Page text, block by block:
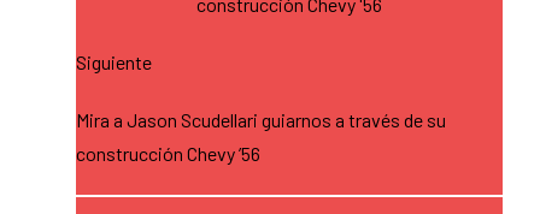
Siguiente
Mira a Jason Scudellari guiarnos a través de su
construcción Chevy ’56